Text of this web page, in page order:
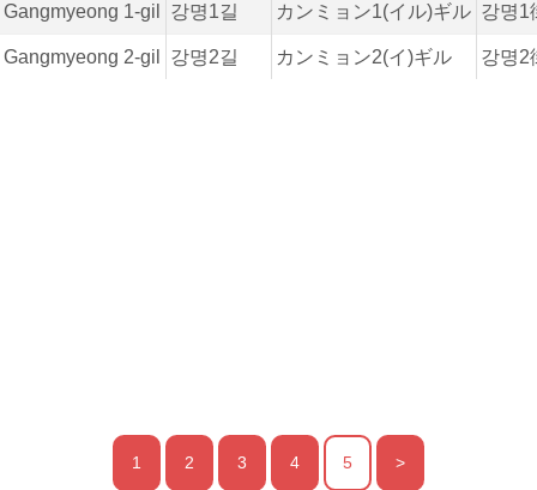
Gangmyeong 1-gil 강명1길 カンミョン1(イル)ギル 강명1
Gangmyeong 2-gil 강명2길 カンミョン2(イ)ギル 강명2
1 2 3 4 5 >